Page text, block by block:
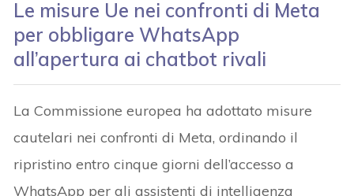
Le misure Ue nei confronti di Meta
per obbligare WhatsApp
all’apertura ai chatbot rivali
La Commissione europea ha adottato misure
cautelari nei confronti di Meta, ordinando il
ripristino entro cinque giorni dell’accesso a
WhatsApp per gli assistenti di intelligenza